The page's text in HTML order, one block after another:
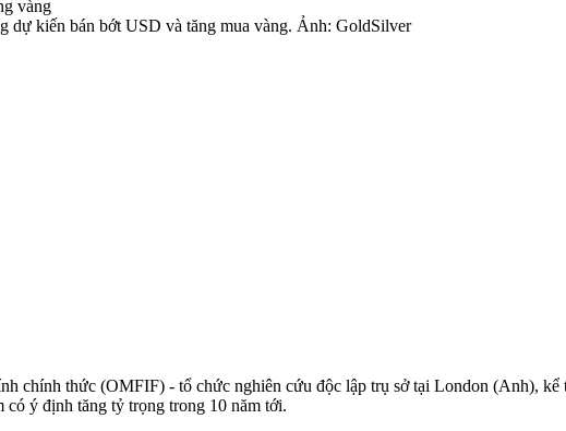
dự kiến bán bớt USD và tăng mua vàng. Ảnh: GoldSilver
chính thức (OMFIF) - tổ chức nghiên cứu độc lập trụ sở tại London (Anh),
ý định tăng tỷ trọng trong 10 năm tới.